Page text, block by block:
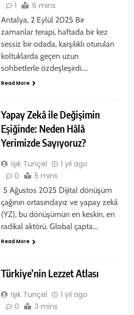
1
6 mins
Antalya, 2 Eylül 2025 Bir
zamanlar terapi, haftada bir kez
sessiz bir odada, karşılıklı oturulan
koltuklarda geçen uzun
sohbetlerle özdeşleşirdi….
Read More
Yapay Zekâ ile Değişimin
Eşiğinde: Neden Hâlâ
Yerimizde Sayıyoruz?
Işık Tunçel
1 yıl ago
0
5 mins
5 Ağustos 2025 Dijital dönüşüm
çağının ortasındayız ve yapay zekâ
(YZ), bu dönüşümün en keskin, en
radikal aktörü. Global çapta…
Read More
Türkiye’nin Lezzet Atlası
Işık Tunçel
1 yıl ago
0
3 mins